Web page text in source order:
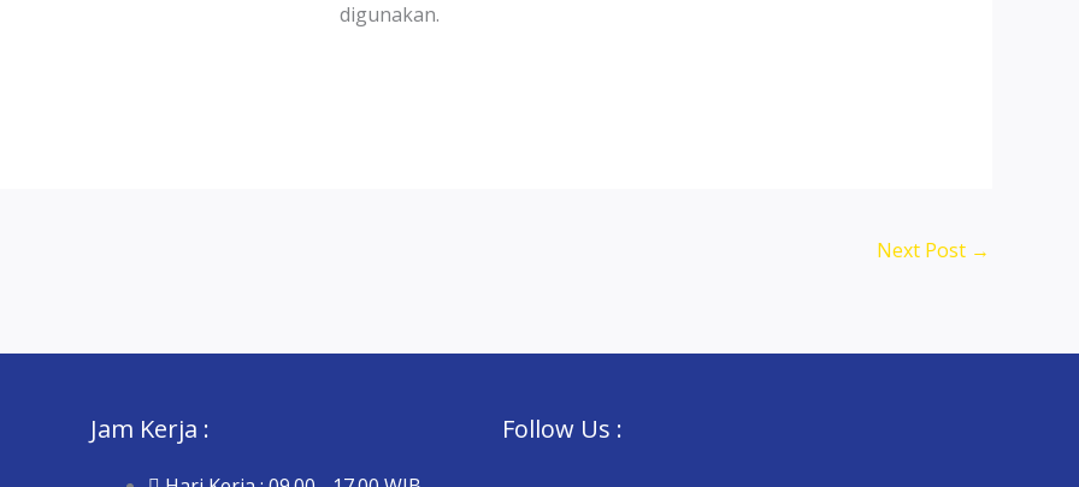
digunakan.
Next Post →
Jam Kerja : Follow Us :